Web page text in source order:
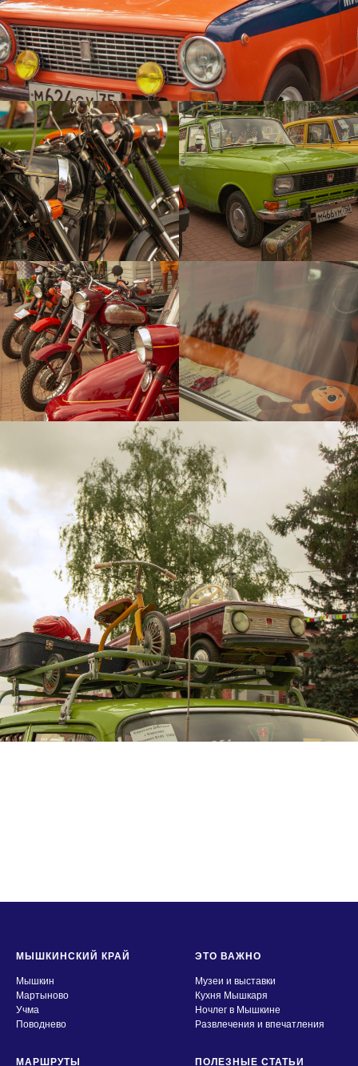
МЫШКИНСКИЙ КРАЙ
Мышкин
Мартыново
Учма
Поводнево
ЭТО ВАЖНО
Музеи и выставки
Кухня Мышкаря
Ночлег в Мышкине
Развлечения и впечатления
МАРШРУТЫ ПОЛЕЗНЫЕ СТАТЬИ